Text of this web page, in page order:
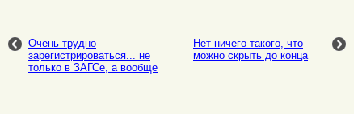
Очень трудно
зарегистрироваться... не
только в ЗАГСе, а вообще
Нет ничего такого, что
можно скрыть до конца